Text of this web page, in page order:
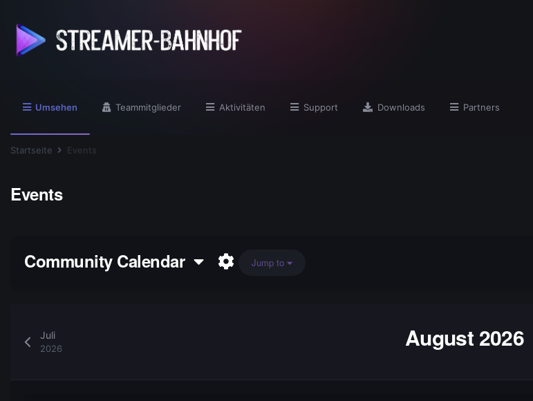
Umsehen Teammitglieder Aktivitäten Support Downloads Partners
Startseite Events
Events
Community Calendar Jump to
Juli
2026 August 2026